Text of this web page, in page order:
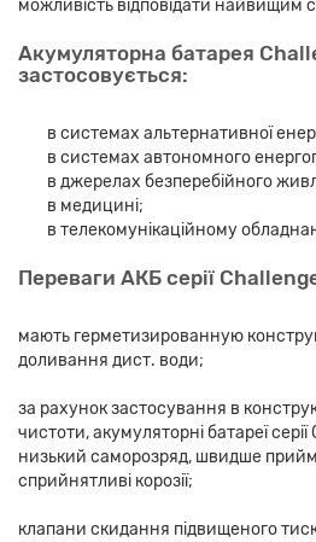
можливість відповідати найвищим
Акумуляторна батарея
застосовується:
в системах альтернативної
в системах автономного
в джерелах безперебійного
в медицині;
в телекомунікаційному
Переваги АКБ серії
мають герметизированную
доливання дист. води;
за рахунок застосування в
чистоти, акумуляторні батареї
низький саморозряд, швидше
сприйнятливі корозії;
клапани скидання підвищеного